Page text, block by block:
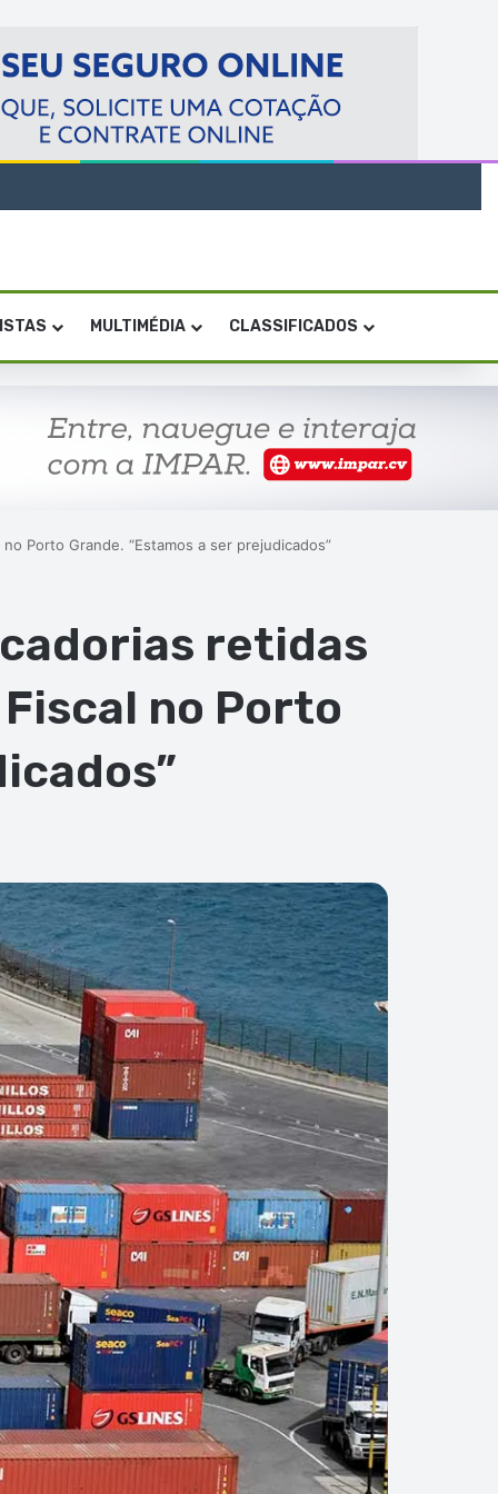
MULTIMÉDIA CLASSIFICADOS
Porto Grande. “Estamos a ser prejudicados”
retidas
no Porto